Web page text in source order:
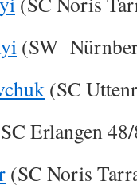
(SW
(SC
Erlangen
(SC Noris